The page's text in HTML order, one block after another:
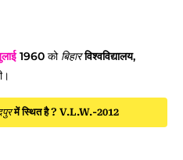
1960 को बिहारविश्वविद्यालय,
में स्थित है ? V.L.W.-2012